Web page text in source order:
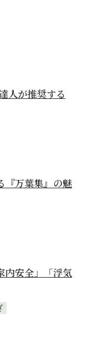
人が推奨する
『万葉集』の魅
内安全」「浮気